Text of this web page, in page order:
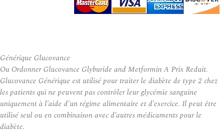
Générique Glucovance
Ou Ordonner Glucovance Glyburide and Metformin A Prix Reduit.
Glucovance Générique est utilisé pour traiter le diabète de type 2 chez
les patients qui ne peuvent pas contrôler leur glycémie sanguine
uniquement à l’aide d’un régime alimentaire et d’exercice. Il peut être
utilisé seul ou en combinaison avec d’autres médicaments pour le
diabète.